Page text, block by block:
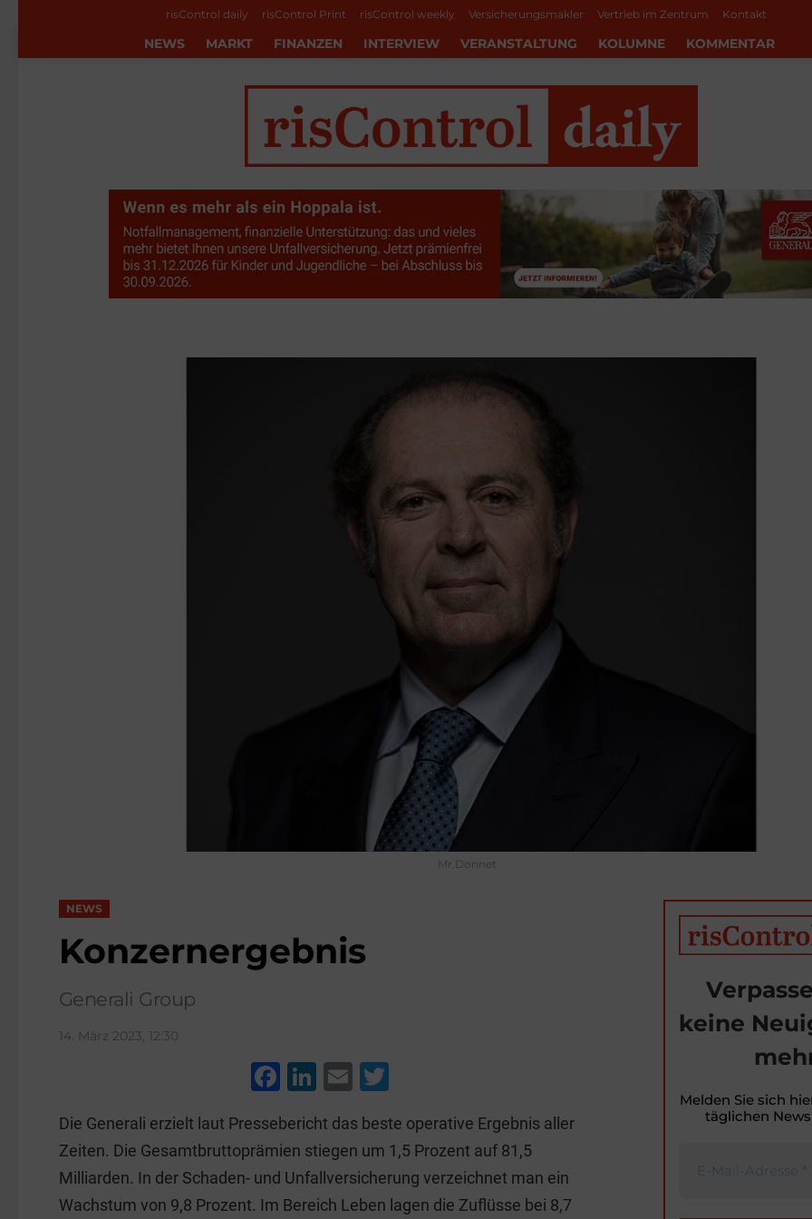
risControl daily risControl Print risControl weekly Versicherungsmakler Vertrieb im Zentrum Kontakt
NEWS MARKT FINANZEN INTERVIEW VERANSTALTUNG KOLUMNE KOMMENTAR
Mr.Donnet
NEWS
Konzernergebnis
Generali Group
14. März 2023, 12:30
F
c
e
b
Li
k
e
dI
E
ai
l
tt
er
Die Generali erzielt laut Pressebericht das beste operative Ergebnis aller
Zeiten. Die Gesamtbruttoprämien stiegen um 1,5 Prozent auf 81,5
Milliarden. In der Schaden- und Unfallversicherung verzeichnet man ein
Wachstum von 9,8 Prozent. Im Bereich Leben lagen die Zuflüsse bei 8,7
keine
Melden Sie sich
täglichen